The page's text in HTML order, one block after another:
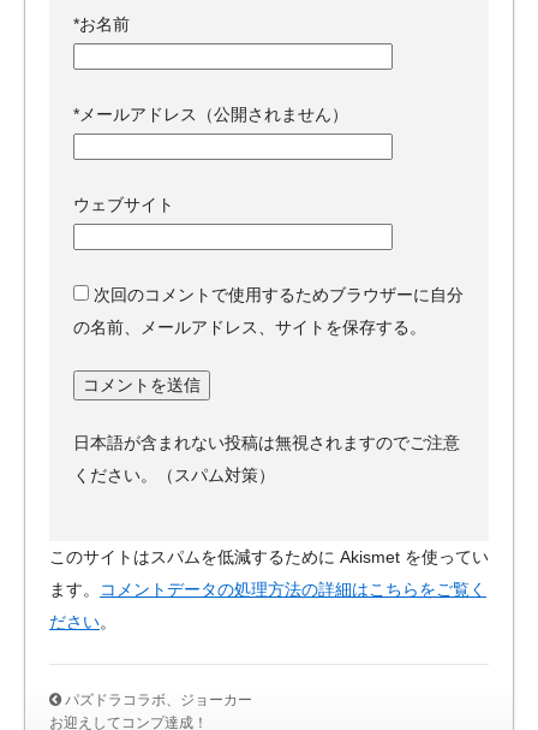
*お名前
* メールアドレス（公開されません）
ウェブサイト
次回のコメントで使用するためブラウザーに自分
の名前、メールアドレス、サイトを保存する。
日本語が含まれない投稿は無視されますのでご注意
ください。（スパム対策）
このサイトはスパムを低減するために Akismet を使ってい
ます。
コメントデータの処理方法の詳細はこちらをご覧く
ださい。
パズドラコラボ、ジョーカー
お迎えしてコンプ達成！